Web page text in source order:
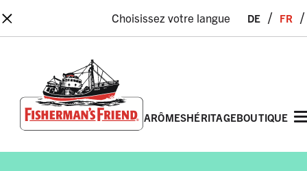
× Choisissez votre langue de fr
arômeshéritageboutique